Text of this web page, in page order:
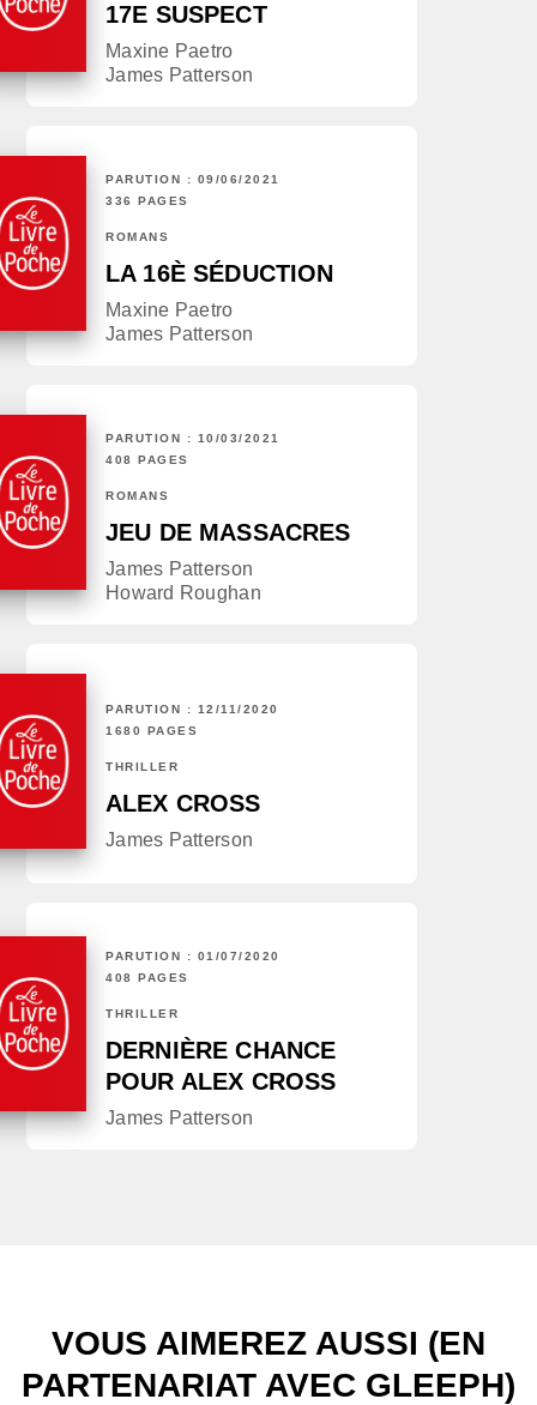
17E SUSPECT
Maxine Paetro
James Patterson
PARUTION : 09/06/2021
336 PAGES
ROMANS
LA 16È SÉDUCTION
Maxine Paetro
James Patterson
PARUTION : 10/03/2021
408 PAGES
ROMANS
JEU DE MASSACRES
James Patterson
Howard Roughan
PARUTION : 12/11/2020
1680 PAGES
THRILLER
ALEX CROSS
James Patterson
PARUTION : 01/07/2020
408 PAGES
THRILLER
DERNIÈRE CHANCE
POUR ALEX CROSS
James Patterson
VOUS AIMEREZ AUSSI (EN
PARTENARIAT AVEC GLEEPH)